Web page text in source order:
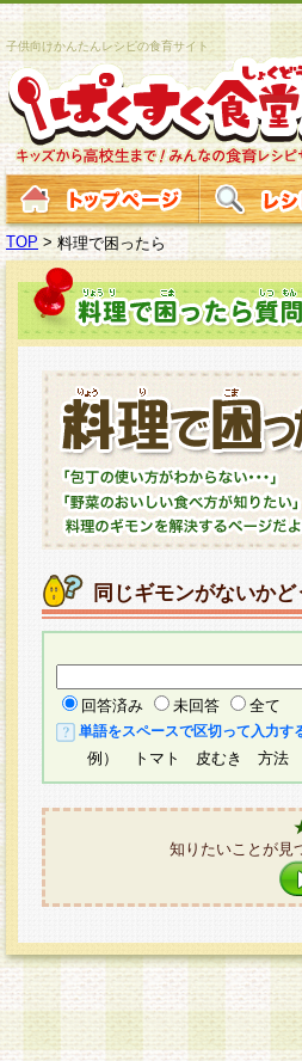
子供向けかんたんレシピの食育サイト
TOP >料理で困ったら
同じギモンがないかど
回答済み 未回答 全て
単語をスペースで区切って入力す
例） トマト 皮むき 方法
知りたいことが見